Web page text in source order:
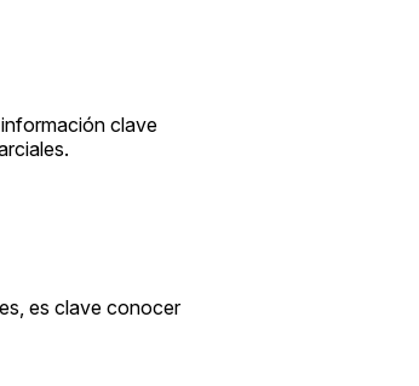
clave
es clave conocer